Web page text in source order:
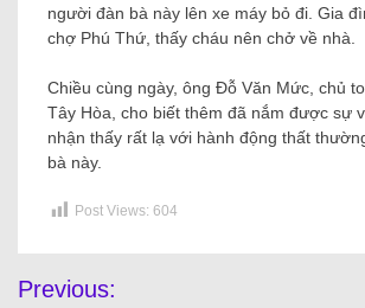
người đàn bà này lên xe máy bỏ đi. Gia
chợ Phú Thứ, thấy cháu nên chở về nhà.
Chiều cùng ngày, ông Đỗ Văn Mức, chủ
Tây Hòa, cho biết thêm đã nắm được sự
nhận thấy rất lạ với hành động thất
bà này.
Post Views: 604
Previous: